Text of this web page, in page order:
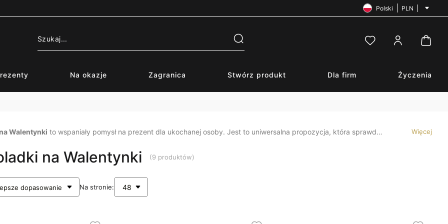
Polski PLN
Na okazje Zagranica Stwórz produkt Dla firm Życzenia
Walentynki to wspaniały pomysł na prezent dla ukochanej osoby. Jest to uniwersalna propozycja, która sprawdzi
Więcej
na Walentynki (9 produktów)
Na stronie: